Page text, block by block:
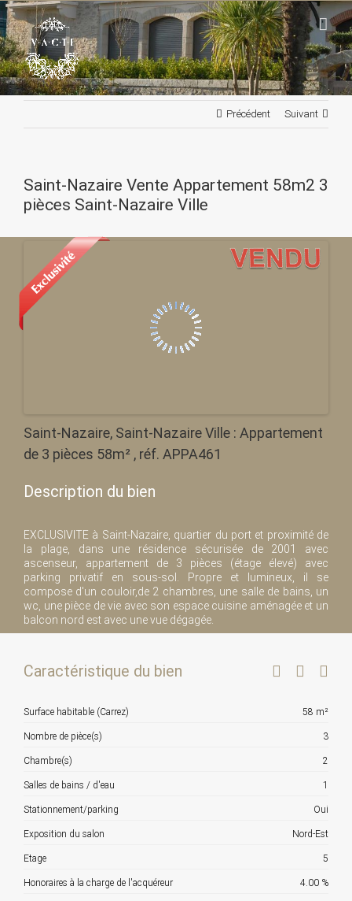
Passer
au
contenu
Précédent Suivant
Saint-Nazaire Vente Appartement 58m2 3
pièces Saint-Nazaire Ville
Saint-Nazaire, Saint-Nazaire Ville : Appartement
de 3 pièces 58m² , réf. APPA461
Description du bien
EXCLUSIVITE à Saint-Nazaire, quartier du port et proximité de
la plage, dans une résidence sécurisée de 2001 avec
ascenseur, appartement de 3 pièces (étage élevé) avec
parking privatif en sous-sol. Propre et lumineux, il se
compose d'un couloir,de 2 chambres, une salle de bains, un
wc, une pièce de vie avec son espace cuisine aménagée et un
balcon nord est avec une vue dégagée.
Caractéristique du bien
Surface habitable (Carrez) 58 m²
Nombre de pièce(s) 3
Chambre(s) 2
Salles de bains / d'eau 1
Stationnement/parking Oui
Exposition du salon Nord-Est
Etage 5
Honoraires à la charge de l'acquéreur 4.00 %